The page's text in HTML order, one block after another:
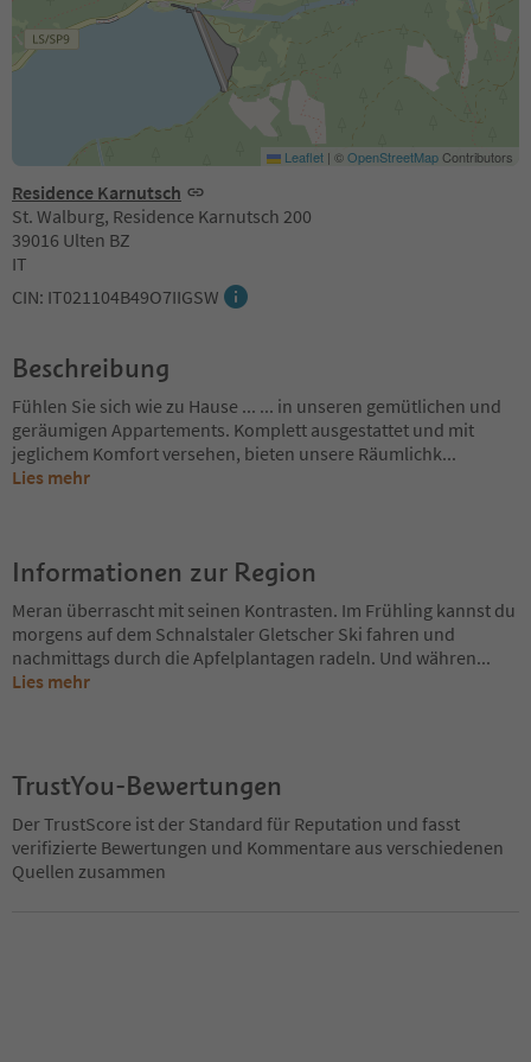
Residence Karnutsch
St. Walburg, Residence Karnutsch 200
39016 Ulten BZ
IT
CIN: IT021104B49O7IIGSW
Leaflet | ©OpenStreetMapContributors
Beschreibung
Fühlen Sie sich wie zu Hause ... ... in unseren gemütlichen und
geräumigen Appartements. Komplett ausgestattet und mit
jeglichem Komfort versehen, bieten unsere Räumlichk...
Lies mehr
Informationen zur Region
Meran überrascht mit seinen Kontrasten. Im Frühling kannst du
morgens auf dem Schnalstaler Gletscher Ski fahren und
nachmittags durch die Apfelplantagen radeln. Und währen...
Lies mehr
TrustYou-Bewertungen
Der TrustScore ist der Standard für Reputation und fasst
verifizierte Bewertungen und Kommentare aus verschiedenen
Quellen zusammen